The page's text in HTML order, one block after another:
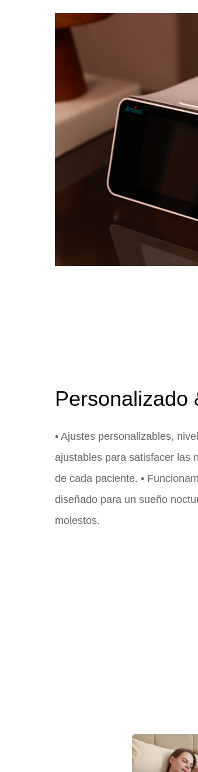
Personalizado
• Ajustes personalizables,
ajustables para satisfacer las
de cada paciente. •
diseñado para un sueño
molestos.